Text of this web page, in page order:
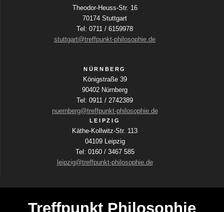
Theodor-Heuss-Str. 16
70174 Stuttgart
Tel: 0711 / 6159978
stuttgart@treffpunkt-philosophie.de
NÜRNBERG
Königstraße 39
90402 Nürnberg
Tel: 0911 / 2742389
nuernberg@treffpunkt-philosophie.de
LEIPZIG
Käthe-Kollwitz-Str. 113
04109 Leipzig
Tel: 0160 / 3467 585
leipzig@treffpunkt-philosophie.de
Treffpunkt Philosophie